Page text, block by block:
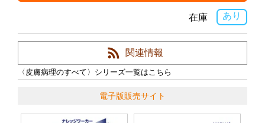
あり
在庫
関連情報
〈皮膚病理のすべて〉シリーズ一覧はこちら
電子版販売サイト